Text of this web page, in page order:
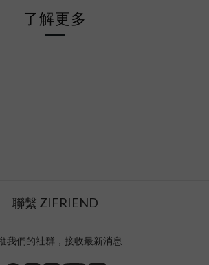
了解更多
聯繫 ZIFRIEND
我們的社群，接收最新消息